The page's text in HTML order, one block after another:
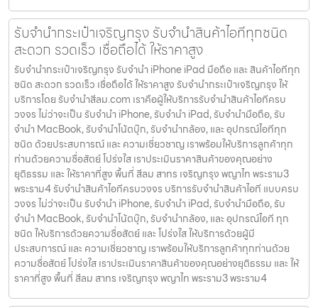
รับจำนำกระเป๋าเจริญกรุง รับจำนำสินค้าไอทีทุกชนิด
สะดวก รวดเร็ว เชื่อถือได้ ให้ราคาสูง
รับจำนำกระเป๋าเจริญกรุง รับจำนำ iPhone iPad มือถือ และ สินค้าไอทีทุก
ชนิด สะดวก รวดเร็ว เชื่อถือได้ ให้ราคาสูง รับจำนำกระเป๋าเจริญกรุง ให้
บริการโดย รับจํานําสีลม.com เราคือผู้ให้บริการรับจำนำสินค้าไอทีครบ
วงจร ไม่ว่าจะเป็น รับจำนำ iPhone, รับจำนำ iPad, รับจำนำมือถือ, รับ
จำนำ MacBook, รับจำนำโน้ตบุ๊ก, รับจำนำกล้อง, และ อุปกรณ์ไอทีทุก
ชนิด ด้วยประสบการณ์ และ ความเชี่ยวชาญ เราพร้อมให้บริการลูกค้าทุก
ท่านด้วยความซื่อสัตย์ โปร่งใส เราประเมินราคาสินค้าของคุณอย่าง
ยุติธรรม และ ให้ราคาที่สูง พื้นที่ สีลม สาทร เจริญกรุง พญาไท พระราม3
พระราม4 รับจำนำสินค้าไอทีครบวงจร บริการรับจำนำสินค้าไอที แบบครบ
วงจร ไม่ว่าจะเป็น รับจำนำ iPhone, รับจำนำ iPad, รับจำนำมือถือ, รับ
จำนำ MacBook, รับจำนำโน้ตบุ๊ก, รับจำนำกล้อง, และ อุปกรณ์ไอที ทุก
ชนิด ให้บริการด้วยความซื่อสัตย์ และ โปร่งใส ให้บริการด้วยผู้มี
ประสบการณ์ และ ความเชี่ยวชาญ เราพร้อมให้บริการลูกค้าทุกท่านด้วย
ความซื่อสัตย์ โปร่งใส เราประเมินราคาสินค้าของคุณอย่างยุติธรรม และ ให้
ราคาที่สูง พื้นที่ สีลม สาทร เจริญกรุง พญาไท พระราม3 พระราม4